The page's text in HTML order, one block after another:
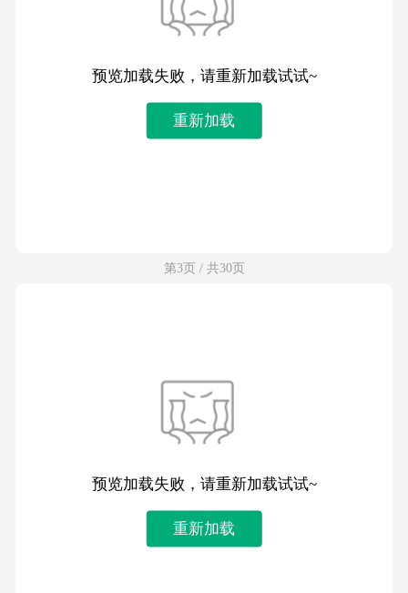
预览加载失败，请重新加载试试~
重新加载
第3页 / 共30页
预览加载失败，请重新加载试试~
重新加载